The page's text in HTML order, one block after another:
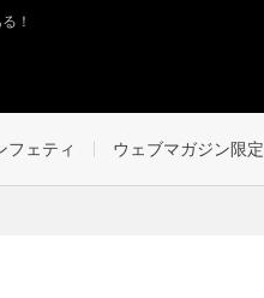
！
フェティ ウェブマガジン限定